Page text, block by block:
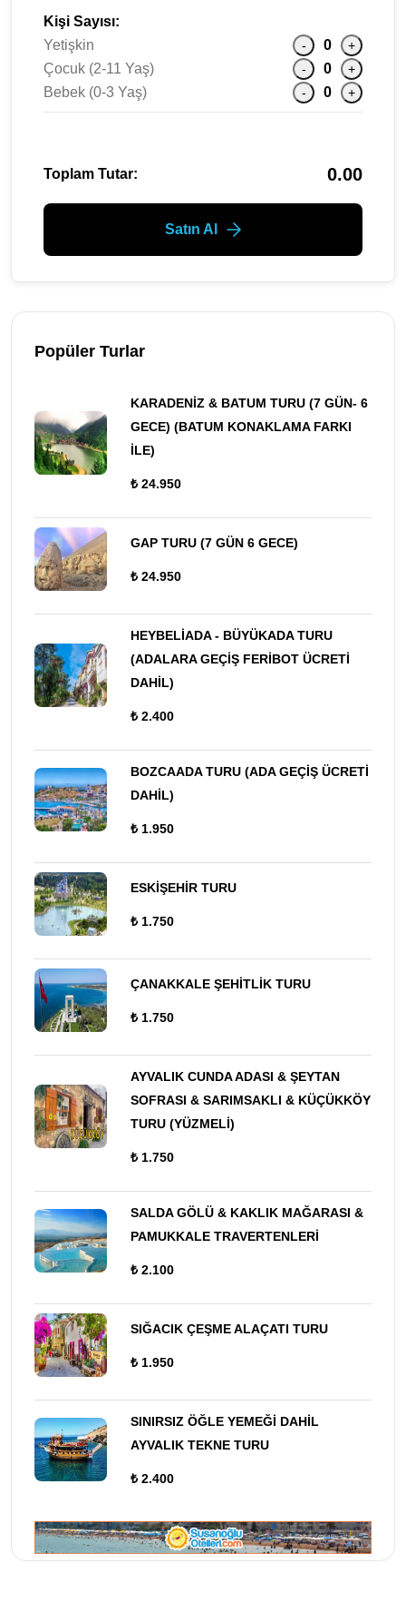
Kişi Sayısı:
Yetişkin
- 0 +
Çocuk (2-11 Yaş) - 0 +
Bebek (0-3 Yaş) - 0 +
Toplam Tutar: 0.00
Satın Al
Popüler Turlar
KARADENİZ & BATUM TURU (7 GÜN- 6
GECE) (BATUM KONAKLAMA FARKI
İLE)
₺ 24.950
GAP TURU (7 GÜN 6 GECE)
₺ 24.950
HEYBELİADA - BÜYÜKADA TURU
(ADALARA GEÇİŞ FERİBOT ÜCRETİ
DAHİL)
₺ 2.400
BOZCAADA TURU (ADA GEÇİŞ ÜCRETİ
DAHİL)
₺ 1.950
ESKİŞEHİR TURU
₺ 1.750
ÇANAKKALE ŞEHİTLİK TURU
₺ 1.750
AYVALIK CUNDA ADASI & ŞEYTAN
SOFRASI & SARIMSAKLI & KÜÇÜKKÖY
TURU (YÜZMELİ)
₺ 1.750
SALDA GÖLÜ & KAKLIK MAĞARASI &
PAMUKKALE TRAVERTENLERİ
₺ 2.100
SIĞACIK ÇEŞME ALAÇATI TURU
₺ 1.950
SINIRSIZ ÖĞLE YEMEĞİ DAHİL
AYVALIK TEKNE TURU
₺ 2.400